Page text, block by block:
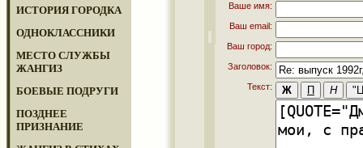
ИСТОРИЯ ГОРОДКА
ОДНОКЛАССНИКИ
МЕСТО СЛУЖБЫ
ЖАНГИЗ
БОЕВЫЕ ПОДРУГИ
ПОЗДНЕЕ
ПРИЗНАНИЕ
Ваше имя:
Ваш email:
Ваш город:
Заголовок:
Текст: